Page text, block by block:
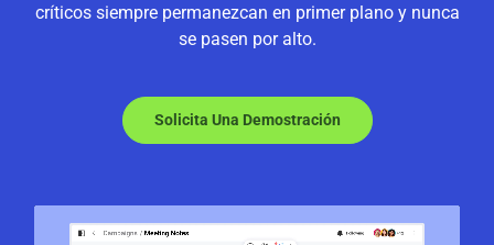
críticos siempre permanezcan en primer plano y nunca
se pasen por alto.
Solicita Una Demostración